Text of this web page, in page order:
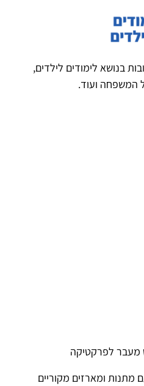
בנושא לימודים לילדים,
המשפחה ועוד.
מעבר לפרקטיקה
מתנות ומארזים מקוריים